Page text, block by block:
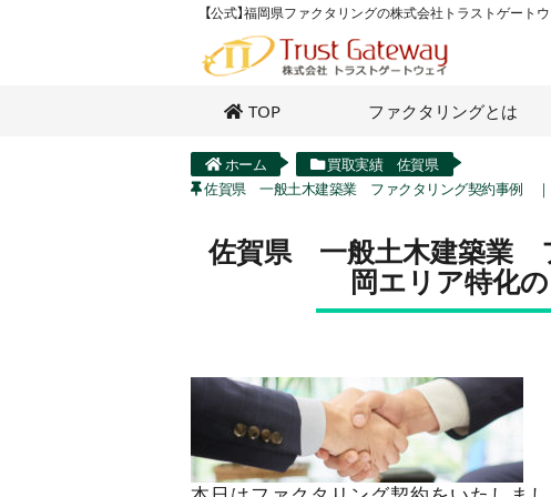
【公式】福岡県ファクタリングの株式会社トラストゲート
TOP ファクタリングとは
ホーム
買取実績 佐賀県
佐賀県 一般土木建築業 ファクタリング契約事例 ｜
佐賀県 一般土木建築業
岡エリア特化